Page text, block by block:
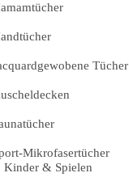
Tücher
Mikrofasertücher
Kinder & Spielen